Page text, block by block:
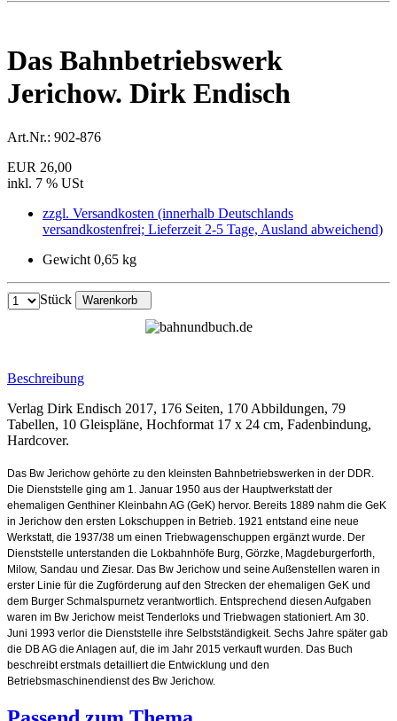
Das Bahnbetriebswerk
Jerichow. Dirk Endisch
Art.Nr.: 902-876
EUR 26,00
inkl. 7 % USt
zzgl. Versandkosten (innerhalb Deutschlands
versandkostenfrei; Lieferzeit 2-5 Tage, Ausland abweichend)
Gewicht 0,65 kg
Stück Warenkorb
Beschreibung
Verlag Dirk Endisch 2017, 176 Seiten, 170 Abbildungen, 79
Tabellen, 10 Gleispläne, Hochformat 17 x 24 cm, Fadenbindung,
Hardcover.
Das Bw Jerichow gehörte zu den kleinsten Bahnbetriebswerken in der DDR.
Die Dienststelle ging am 1. Januar 1950 aus der Hauptwerkstatt der
ehemaligen Genthiner Kleinbahn AG (GeK) hervor. Bereits 1889 nahm die GeK
in Jerichow den ersten Lokschuppen in Betrieb. 1921 entstand eine neue
Werkstatt, die 1937/38 um einen Triebwagenschuppen ergänzt wurde. Der
Dienststelle unterstanden die Lokbahnhöfe Burg, Görzke, Magdeburgerforth,
Milow, Sandau und Ziesar. Das Bw Jerichow und seine Außenstellen waren in
erster Linie für die Zugförderung auf den Strecken der ehemaligen GeK und
dem Burger Schmalspurnetz verantwortlich. Entsprechend diesen Aufgaben
waren im Bw Jerichow meist Tenderloks und Triebwagen stationiert. Am 30.
Juni 1993 verlor die Dienststelle ihre Selbstständigkeit. Sechs Jahre später gab
die DB AG die Anlagen auf, die im Jahr 2015 verkauft wurden. Das Buch
beschreibt erstmals detailliert die Entwicklung und den
Betriebsmaschinendienst des Bw Jerichow.